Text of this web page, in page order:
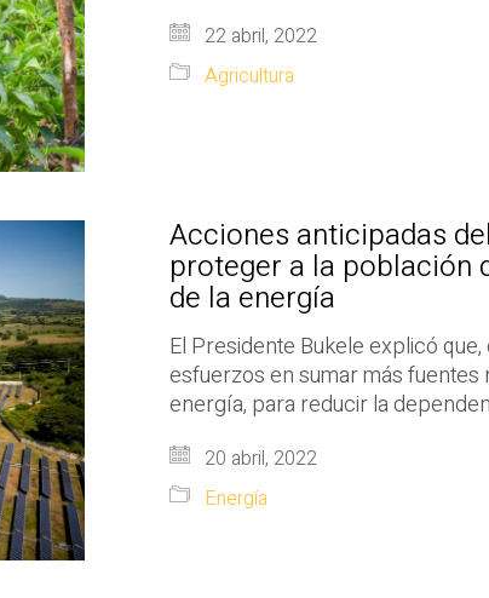
22 abril, 2022
Agricultura
Acciones anticipadas
proteger a la población
de la energía
El Presidente Bukele explicó
esfuerzos en sumar más
energía, para reducir la
20 abril, 2022
Energía